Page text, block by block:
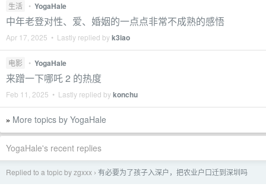
生活 • YogaHale
中年老登对性、爱、婚姻的一点点非常不成熟的感悟
Apr 17, 2025 • Lastly replied byk3iao
电影 • YogaHale
来蹭一下哪吒 2 的热度
Feb 11, 2025 • Lastly replied bykonchu
» More topics by YogaHale
YogaHale's recent replies
Replied to a topic by zgxxx › 有必要为了孩子入深户，把农业户口迁到深圳吗